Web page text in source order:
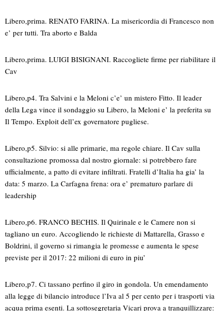
Libero,prima. RENATO FARINA. La misericordia di Francesco non
e’ per tutti. Tra aborto e Balda
Libero,prima. LUIGI BISIGNANI. Raccogliete firme per riabilitare il
Cav
Libero,p4. Tra Salvini e la Meloni c’e’ un mistero Fitto. Il leader
della Lega vince il sondaggio su Libero, la Meloni e’ la preferita su
Il Tempo. Exploit dell’ex governatore pugliese.
Libero,p5. Silvio: si alle primarie, ma regole chiare. Il Cav sulla
consultazione promossa dal nostro giornale: si potrebbero fare
ufficialmente, a patto di evitare infiltrati. Fratelli d’Italia ha gia’ la
data: 5 marzo. La Carfagna frena: ora e’ prematuro parlare di
leadership
Libero,p6. FRANCO BECHIS. Il Quirinale e le Camere non si
tagliano un euro. Accogliendo le richieste di Mattarella, Grasso e
Boldrini, il governo si rimangia le promesse e aumenta le spese
previste per il 2017: 22 milioni di euro in piu’
Libero,p7. Ci tassano perfino il giro in gondola. Un emendamento
alla legge di bilancio introduce l’Iva al 5 per cento per i trasporti via
acqua prima esenti. La sottosegretaria Vicari prova a tranquillizzare: